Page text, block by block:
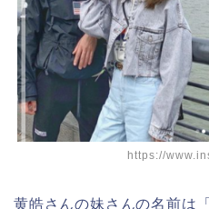
https://
黄皓さんの妹さんの名前は